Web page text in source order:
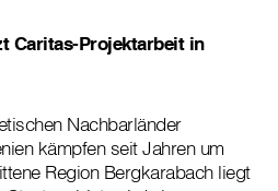
Caritas-Projektarbeit in
Nachbarländer
kämpfen seit Jahren um
Region Bergkarabach liegt